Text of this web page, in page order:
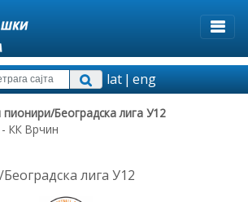
lat|eng
Београдска лига У12
КК Врчин
лига У12